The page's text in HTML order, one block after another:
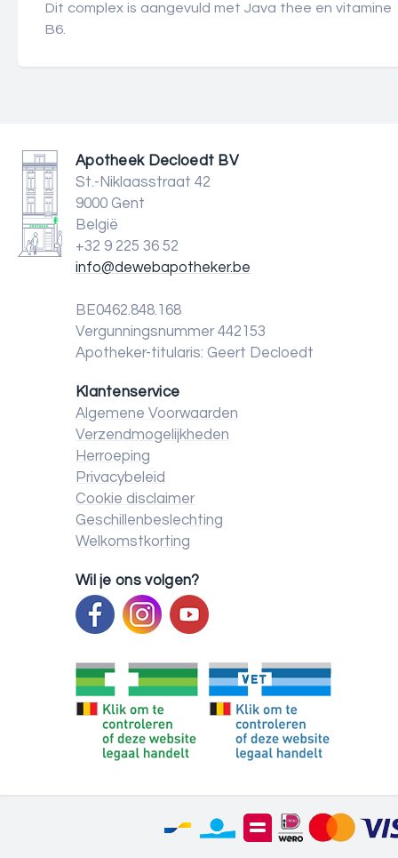
Dit complex is aangevuld met Java thee en vitamine
B6.
Apotheek Decloedt BV
St.-Niklaasstraat 42
9000 Gent
België
+32 9 225 36 52
info@dewebapotheker.be
BE0462.848.168
Vergunningsnummer 442153
Apotheker-titularis: Geert Decloedt
Klantenservice
Algemene Voorwaarden
Verzendmogelijkheden
Herroeping
Privacybeleid
Cookie disclaimer
Geschillenbeslechting
Welkomstkorting
Wil je ons volgen?